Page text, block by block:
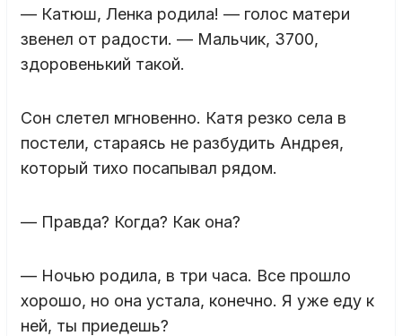
— Катюш, Ленка родила! — голос матери
звенел от радости. — Мальчик, 3700,
здоровенький такой.
Сон слетел мгновенно. Катя резко села в
постели, стараясь не разбудить Андрея,
который тихо посапывал рядом.
— Правда? Когда? Как она?
— Ночью родила, в три часа. Все прошло
хорошо, но она устала, конечно. Я уже еду к
ней, ты приедешь?